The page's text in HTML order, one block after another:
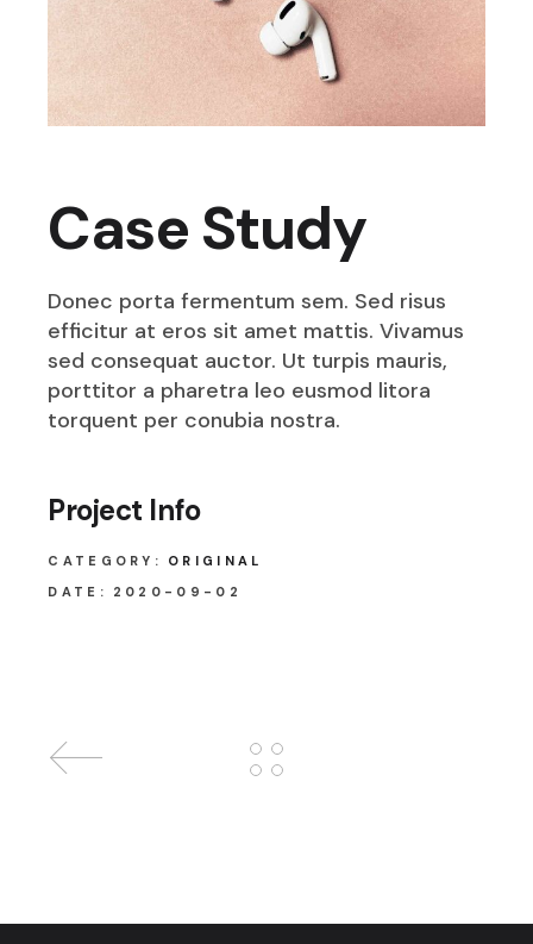
Case Study
Donec porta fermentum sem. Sed risus
efficitur at eros sit amet mattis. Vivamus
sed consequat auctor. Ut turpis mauris,
porttitor a pharetra leo eusmod litora
torquent per conubia nostra.
Project Info
CATEGORY:
ORIGINAL
DATE:
2020-09-02